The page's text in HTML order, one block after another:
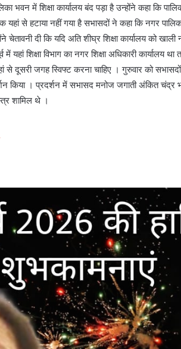
में शिक्षा कार्यालय बंद पड़ा है उन्होंने कहा कि पालिका
यहां से हटाया नहीं गया है सभासदों ने कहा कि नगर
चेतावनी दी कि यदि अति शीघ्र शिक्षा कार्यालय को
शिक्षा विभाग का नगर शिक्षा अधिकारी कार्यालय था
से दूसरी जगह स्विफ्ट करना चाहिए । गुरुवार को
किया । प्रदर्शन में सभासद मनोज जगाती अंकित चंद्र
शामिल थे ।